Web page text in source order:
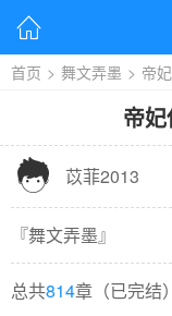

首页 > 舞文弄墨 > 帝
帝
 苡菲2013
『舞文弄墨』
总共814章（已完结）